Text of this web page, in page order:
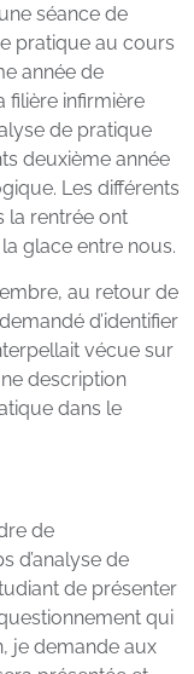
séance de
pratique au cours
année de
filière infirmière
de pratique
deuxième année
Les différents
la rentrée ont
glace entre nous.
au retour de
d’identifier
vécue sur
description
dans le
de
d’analyse de
de présenter
qui
je demande aux